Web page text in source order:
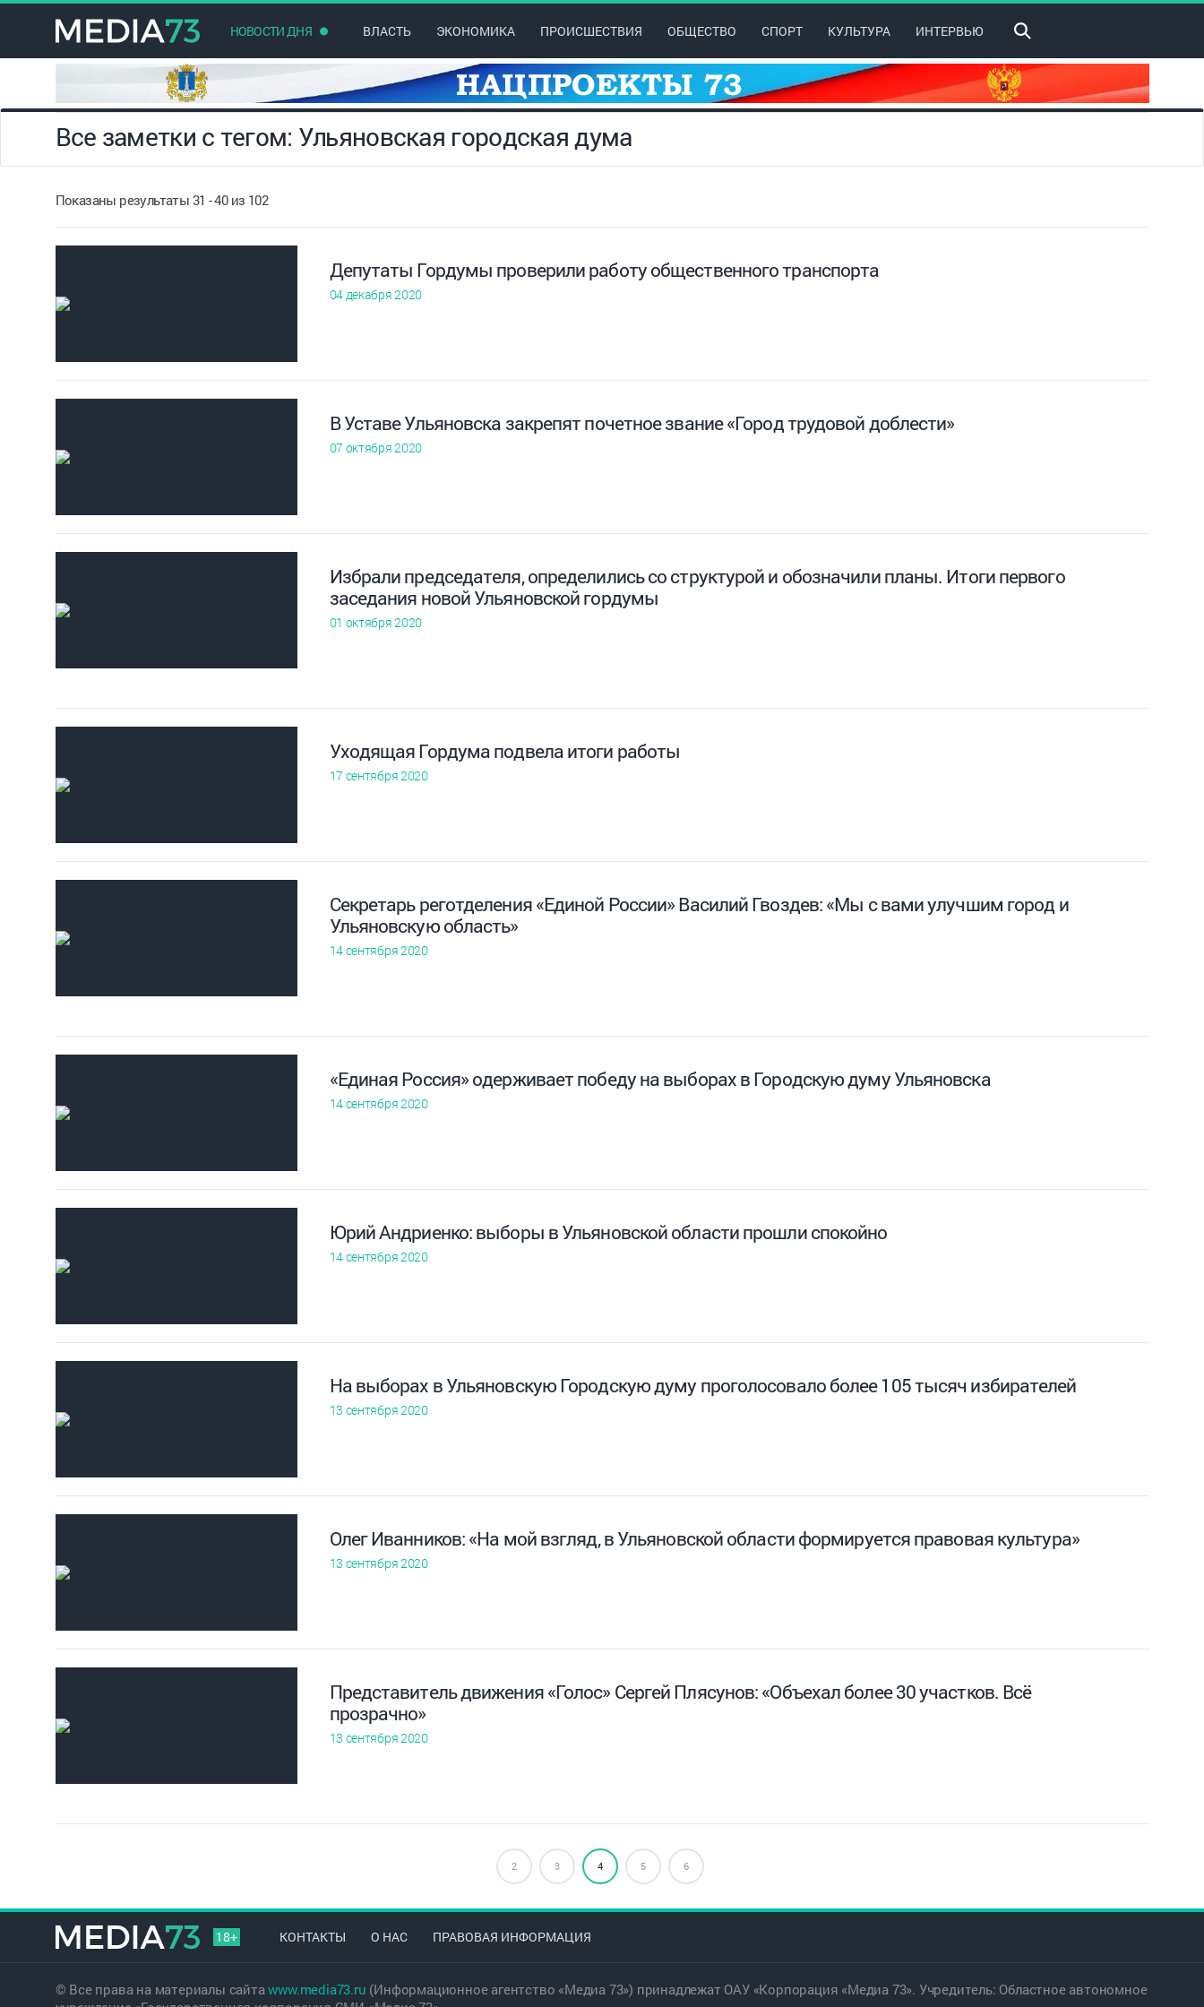
НОВОСТИ ДНЯ ВЛАСТЬ ЭКОНОМИКА ПРОИСШЕСТВИЯ ОБЩЕСТВО СПОРТ КУЛЬТУРА ИНТЕРВЬЮ
Все заметки с тегом: Ульяновская городская дума
Показаны результаты 31 - 40 из 102
Депутаты Гордумы проверили работу общественного транспорта
04 декабря 2020
В Уставе Ульяновска закрепят почетное звание «Город трудовой доблести»
07 октября 2020
Избрали председателя, определились со структурой и обозначили планы. Итоги первого
заседания новой Ульяновской гордумы
01 октября 2020
Уходящая Гордума подвела итоги работы
17 сентября 2020
Секретарь реготделения «Единой России» Василий Гвоздев: «Мы с вами улучшим город и
Ульяновскую область»
14 сентября 2020
«Единая Россия» одерживает победу на выборах в Городскую думу Ульяновска
14 сентября 2020
Юрий Андриенко: выборы в Ульяновской области прошли спокойно
14 сентября 2020
На выборах в Ульяновскую Городскую думу проголосовало более 105 тысяч избирателей
13 сентября 2020
Олег Иванников: «На мой взгляд, в Ульяновской области формируется правовая культура»
13 сентября 2020
Представитель движения «Голос» Сергей Плясунов: «Объехал более 30 участков. Всё
прозрачно»
13 сентября 2020
2 3 4 5 6
18+ КОНТАКТЫ О НАС ПРАВОВАЯ ИНФОРМАЦИЯ
© Все права на материалы сайтаwww.media73.ru (Информационное агентство «Медиа 73») принадлежат ОАУ «Корпорация «Медиа 73». Учредитель: Областное автономное